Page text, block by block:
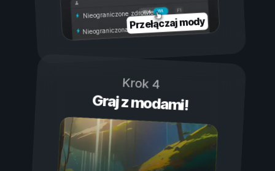
Wł.
Wył.
Nieograniczone zdrowie
Nieograniczona wytrzymałość
Przełączaj mody
Krok 4
Graj z modami!